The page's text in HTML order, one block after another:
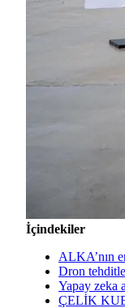
İçindekiler
ALKA’nın
Dron
Yapay zeka
ÇELİK